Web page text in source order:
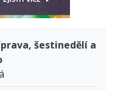
šestinedělí a